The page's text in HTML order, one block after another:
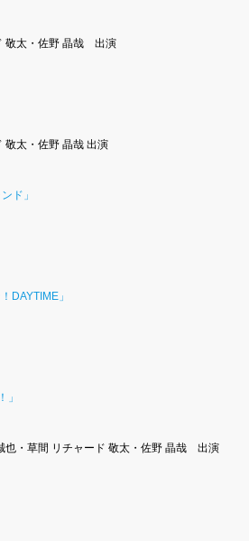
敬太・佐野 晶哉 出演
敬太・佐野 晶哉 出演
ド」
DAYTIME」
」
也・草間 リチャード 敬太・佐野 晶哉 出演